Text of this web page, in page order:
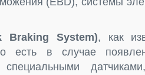
Braking System), как
есть в случае
специальными